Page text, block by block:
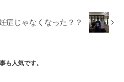
症じゃなくなった？？
も人気です。